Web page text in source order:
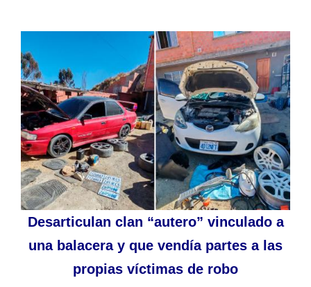
Desarticulan clan “autero” vinculado a
una balacera y que vendía partes a las
propias víctimas de robo